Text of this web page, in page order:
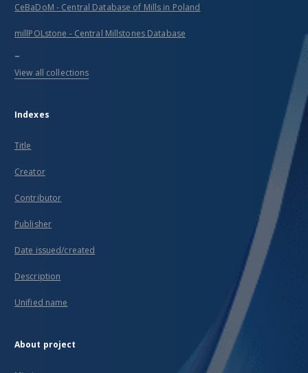
CeBaDoM - Central Database of Mills in Poland
millPOLstone - Central Millstones Database
...
View all collections
Indexes
Title
Creator
Contributor
Publisher
Date issued/created
Description
Unified name
About project